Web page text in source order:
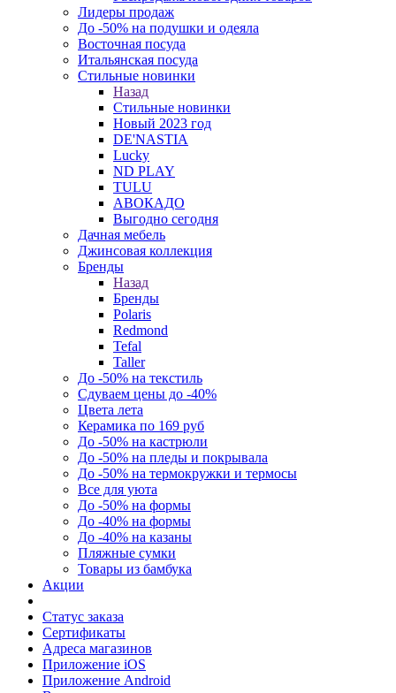
Лидеры продаж
До -50% на подушки и одеяла
Восточная посуда
Итальянская посуда
Стильные новинки
Назад
Стильные новинки
Новый 2023 год
DE'NASTIA
Lucky
ND PLAY
TULU
АВОКАДО
Выгодно сегодня
Дачная мебель
Джинсовая коллекция
Бренды
Назад
Бренды
Polaris
Redmond
Tefal
Taller
До -50% на текстиль
Сдуваем цены до -40%
Цвета лета
Керамика по 169 руб
До -50% на кастрюли
До -50% на пледы и покрывала
До -50% на термокружки и термосы
Все для уюта
До -50% на формы
До -40% на формы
До -40% на казаны
Пляжные сумки
Товары из бамбука
Акции
Статус заказа
Сертификаты
Адреса магазинов
Приложение iOS
Приложение Android